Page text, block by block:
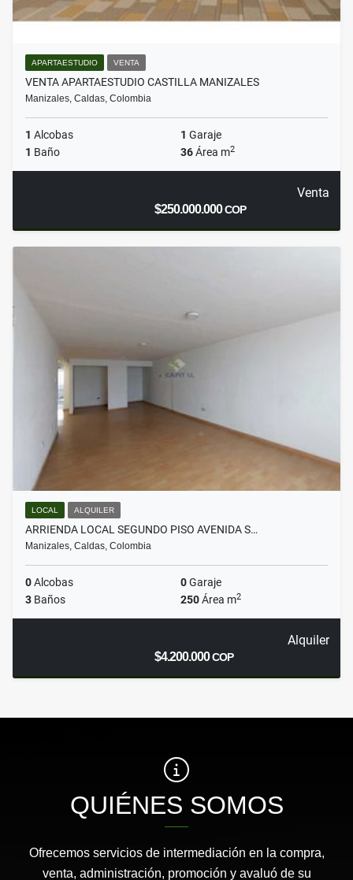
APARTAESTUDIO VENTA
VENTA APARTAESTUDIO CASTILLA MANIZALES
Manizales, Caldas, Colombia
1 Alcobas 1 Garaje
1 Baño 36Área m2
Venta
$250.000.000COP
LOCAL ALQUILER
ARRIENDA LOCAL SEGUNDO PISO AVENIDA S…
Manizales, Caldas, Colombia
0Alcobas 0Garaje
3 Baños 250Área m2
Alquiler
$4.200.000COP
QUIÉNES SOMOS
Ofrecemos servicios de intermediación en la compra,
venta, administración, promoción y avaluó de su